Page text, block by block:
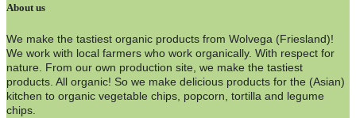
About us
We make the tastiest organic products from Wolvega (Friesland)!
We work with local farmers who work organically. With respect for
nature. From our own production site, we make the tastiest
products. All organic! So we make delicious products for the (Asian)
kitchen to organic vegetable chips, popcorn, tortilla and legume
chips.